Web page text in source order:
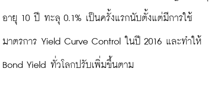
อายุ 10 ปี ทะลุ 0.1% เป็นครั้งแรกนับตั้งแต่มีการใช้
มาตรการ Yield Curve Control ในปี 2016 และทำให้
Bond Yield ทั่วโลกปรับเพิ่มขึ้นตาม